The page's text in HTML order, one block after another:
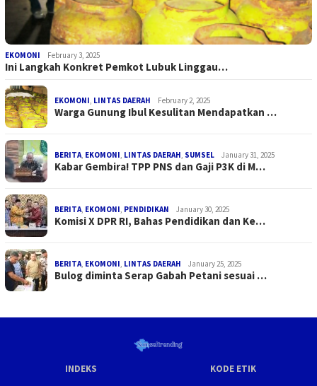
EKOMONI February 3, 2025
Ini Langkah Konkret Pemkot Lubuk Linggau…
EKOMONI LINTAS DAERAH February 2, 2025
Warga Gunung Ibul Kesulitan Mendapatkan …
BERITA EKOMONI LINTAS DAERAH SUMSEL January 31, 2025
Kabar Gembira! TPP PNS dan Gaji P3K di M…
BERITA EKOMONI PENDIDIKAN January 30, 2025
Komisi X DPR RI, Bahas Pendidikan dan Ke…
BERITA EKOMONI LINTAS DAERAH January 25, 2025
Bulog diminta Serap Gabah Petani sesuai …
INDEKS
KODE ETIK